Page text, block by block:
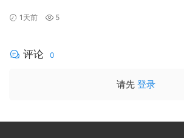
MTeam]
1天前 5
评论 0
请先 登录